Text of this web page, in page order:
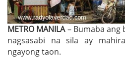
METRO MANILA– Bumaba ang
nagsasabi na sila ay
ngayong taon.